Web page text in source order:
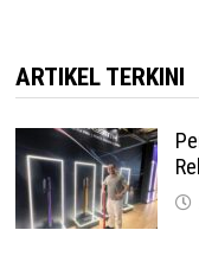
ARTIKEL TERKINI